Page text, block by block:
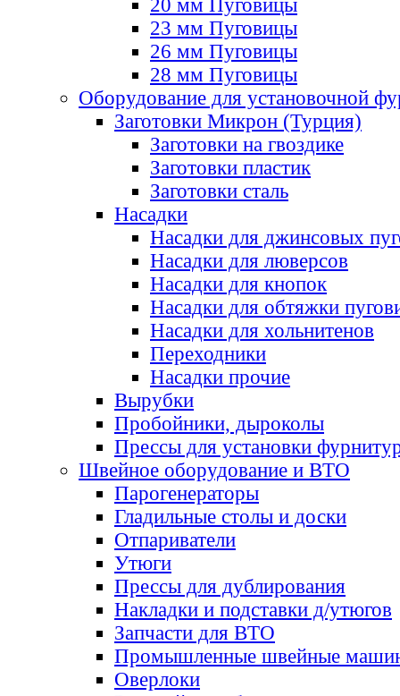
20 мм Пуговицы
23 мм Пуговицы
26 мм Пуговицы
28 мм Пуговицы
Оборудование для установочной
Заготовки Микрон (Турция)
Заготовки на гвоздике
Заготовки пластик
Заготовки сталь
Насадки
Насадки для джинсовых
Насадки для люверсов
Насадки для кнопок
Насадки для обтяжки
Насадки для хольнитенов
Переходники
Насадки прочие
Вырубки
Пробойники, дыроколы
Прессы для установки
Швейное оборудование и ВТО
Парогенераторы
Гладильные столы и доски
Отпариватели
Утюги
Прессы для дублирования
Накладки и подставки д/утюгов
Запчасти для ВТО
Промышленные швейные
Оверлоки